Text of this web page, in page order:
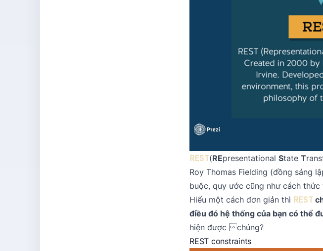
REST(REpresentational State T
Roy Thomas Fielding (đồng sáng
buộc, quy ước cũng như cách
Hiểu một cách đơn giản thì REST
điều đó hệ thống của bạn có thể
hiện được chúng?
REST constraints